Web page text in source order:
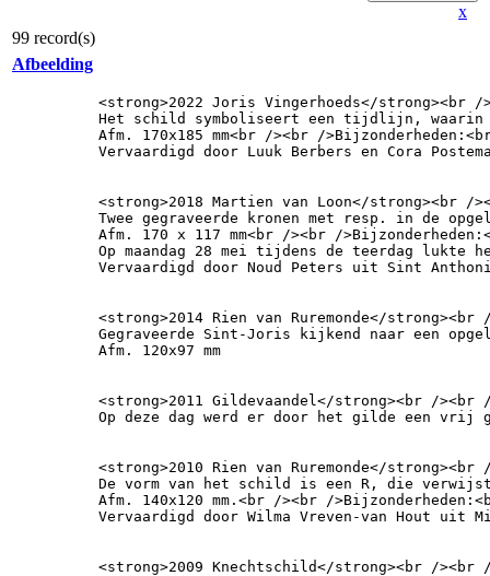
x
99 record(s)
Afbeelding
<strong>2022 Joris Vingerhoeds</
Het schild symboliseert een tijdlijn, waarin
Afm. 170x185 mm<br /><br /
Vervaardigd door Luuk Berbers en Cora
<strong>2018 Martien van Loon</strong><br
Twee gegraveerde kronen met resp. in de
Afm. 170 x 117 mm<br /><br /
Op maandag 28 mei tijdens de teerdag lukte
Vervaardigd door Noud Peters uit Sint
<strong>2014 Rien van Ruremonde</
Gegraveerde Sint-Joris kijkend naar een
Afm. 120x97 mm
<strong>2011 Gildevaandel</strong><br /
Op deze dag werd er door het gilde een vrij
<strong>2010 Rien van Ruremonde</
De vorm van het schild is een R, die
Afm. 140x120 mm.<br /><br /
Vervaardigd door Wilma Vreven-van Hout uit
<strong>2009 Knechtschild</strong><br /